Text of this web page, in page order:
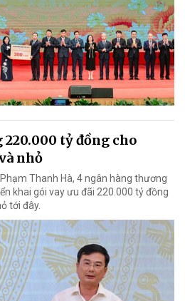
tỷ đồng cho
nhỏ
Thanh Hà, 4 ngân hàng thương
khai gói vay ưu đãi 220.000 tỷ đồng
tới đây.